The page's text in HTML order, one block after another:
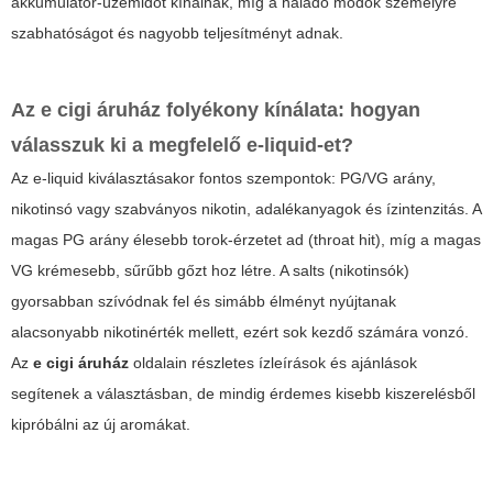
szabhatóságot és nagyobb teljesítményt adnak.
Az e cigi áruház folyékony kínálata: hogyan
válasszuk ki a megfelelő e-liquid-et?
Az e-liquid kiválasztásakor fontos szempontok: PG/VG arány,
nikotinsó vagy szabványos nikotin, adalékanyagok és ízintenzitás. A
magas PG arány élesebb torok-érzetet ad (throat hit), míg a magas
VG krémesebb, sűrűbb gőzt hoz létre. A salts (nikotinsók)
gyorsabban szívódnak fel és simább élményt nyújtanak
alacsonyabb nikotinérték mellett, ezért sok kezdő számára vonzó.
Az e cigi áruház oldalain részletes ízleírások és ajánlások
segítenek a választásban, de mindig érdemes kisebb kiszerelésből
kipróbálni az új aromákat.